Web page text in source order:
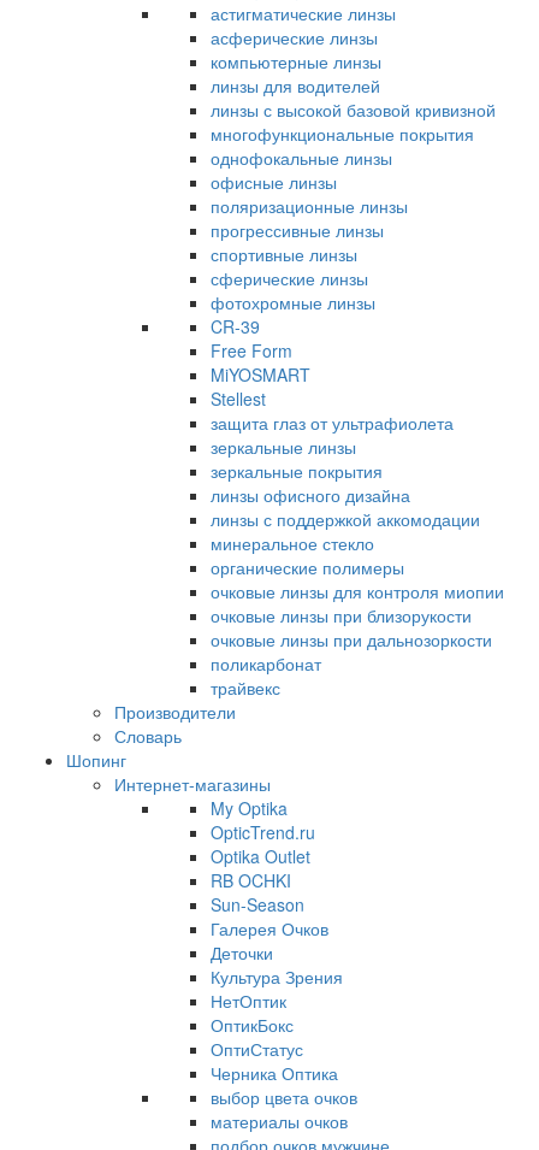
астигматические линзы
асферические линзы
компьютерные линзы
линзы для водителей
линзы с высокой базовой кривизной
многофункциональные покрытия
однофокальные линзы
офисные линзы
поляризационные линзы
прогрессивные линзы
спортивные линзы
сферические линзы
фотохромные линзы
CR-39
Free Form
MiYOSMART
Stellest
защита глаз от ультрафиолета
зеркальные линзы
зеркальные покрытия
линзы офисного дизайна
линзы с поддержкой аккомодации
минеральное стекло
органические полимеры
очковые линзы для контроля миопии
очковые линзы при близорукости
очковые линзы при дальнозоркости
поликарбонат
трайвекс
Производители
Словарь
Шопинг
Интернет-магазины
My Optika
OpticTrend.ru
Optika Outlet
RB OCHKI
Sun-Season
Галерея Очков
Деточки
Культура Зрения
НетОптик
ОптикБокс
ОптиСтатус
Черника Оптика
выбор цвета очков
материалы очков